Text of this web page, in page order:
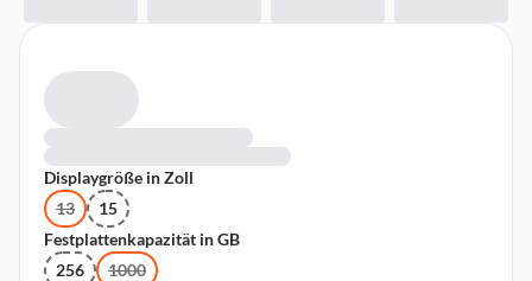
Displaygröße in Zoll
13
15
Festplattenkapazität in GB
256
1000